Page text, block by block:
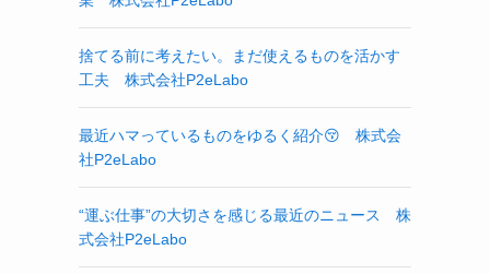
捨てる前に考えたい。まだ使えるものを活かす
工夫 株式会社P2eLabo
最近ハマっているものをゆるく紹介😚 株式会
社P2eLabo
“運ぶ仕事”の大切さを感じる最近のニュース 株
式会社P2eLabo